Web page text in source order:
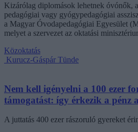
Kizárólag diplomások lehetnek óvónők,
pedagógiai vagy gyógypedagógiai
a Magyar Óvodapedagógiai Egyesület
melyet a szervezet az oktatási
Közoktatás
Kurucz-Gáspár Tünde
Nem kell igényelni a 100 ezer
támogatást: így érkezik a pénz
A juttatás 400 ezer rászoruló gyereket